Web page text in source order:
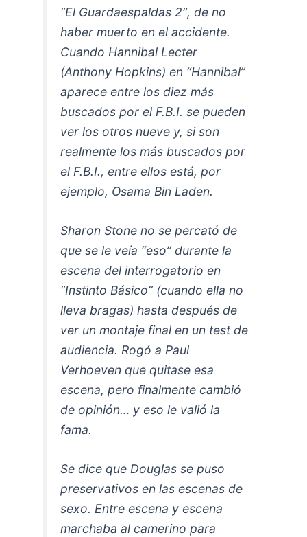
“El Guardaespaldas 2″, de no
haber muerto en el accidente.
Cuando Hannibal Lecter
(Anthony Hopkins) en “Hannibal”
aparece entre los diez más
buscados por el F.B.I. se pueden
ver los otros nueve y, si son
realmente los más buscados por
el F.B.I., entre ellos está, por
ejemplo, Osama Bin Laden.
Sharon Stone no se percató de
que se le veía “eso” durante la
escena del interrogatorio en
“Instinto Básico” (cuando ella no
lleva bragas) hasta después de
ver un montaje final en un test de
audiencia. Rogó a Paul
Verhoeven que quitase esa
escena, pero finalmente cambió
de opinión… y eso le valió la
fama.
Se dice que Douglas se puso
preservativos en las escenas de
sexo. Entre escena y escena
marchaba al camerino para